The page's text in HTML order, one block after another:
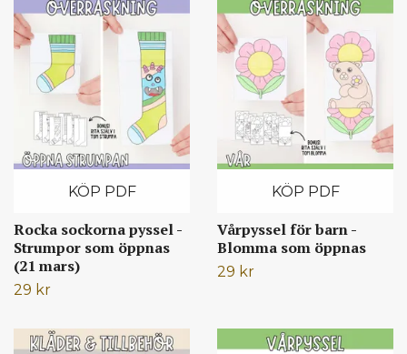
KÖP PDF
Rocka sockorna pyssel -
Strumpor som öppnas
(21 mars)
29 kr
KÖP PDF
Vårpyssel för barn -
Blomma som öppnas
29 kr